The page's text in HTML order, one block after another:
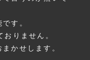
す。
りません。
かせします。